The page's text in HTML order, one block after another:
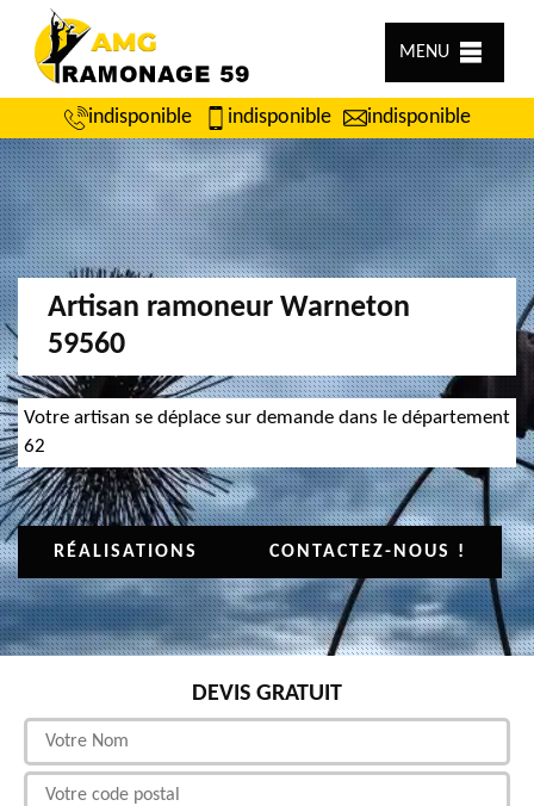
MENU
indisponible indisponible indisponible
Artisan ramoneur Warneton
59560
Votre artisan se déplace sur demande dans le département
62
RÉALISATIONS CONTACTEZ-NOUS !
DEVIS GRATUIT